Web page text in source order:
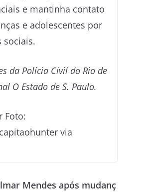
e mantinha contato
e adolescentes por
sociais.
da Polícia Civil do Rio de
O Estado de S. Paulo.
Foto:
via
Mendes após mudanç